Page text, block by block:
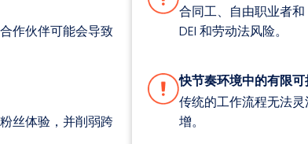
作伙伴可能会导致
丝体验，并削弱跨
合同工、自由职业者
DEI 和劳动法风险。
快节奏环境中的有限
传统的工作流程无法
增。